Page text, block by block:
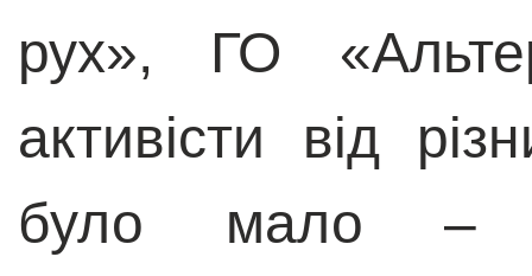
рух», ГО
активісти від
було мало –